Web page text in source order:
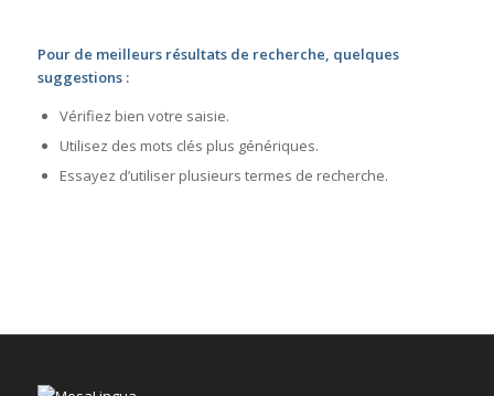
Pour de meilleurs résultats de recherche, quelques
suggestions :
Vérifiez bien votre saisie.
Utilisez des mots clés plus génériques.
Essayez d’utiliser plusieurs termes de recherche.